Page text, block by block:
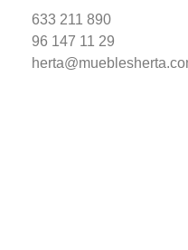
633 211 890
96 147 11 29